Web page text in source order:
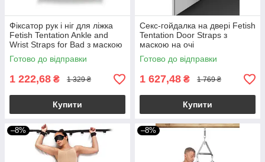
Фіксатор рук і ніг для ліжка
Fetish Tentation Ankle and
Wrist Straps for Bad з маскою
на очі
Готово до відправки
1 222,68 ₴ 1 329 ₴
Купити
Секс-гойдалка на двері Fetish
Tentation Door Straps з
маскою на очі
Готово до відправки
1 627,48 ₴ 1 769 ₴
Купити
–8% –8%